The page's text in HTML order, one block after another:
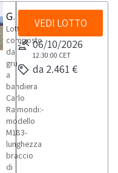
Gru a bandiera
Lotto
composto
da
gru
a
bandiera
Carlo
Raimondi:-
modello
M183-
lunghezza
braccio
di
VEDI LOTTO
06/10/2026
12:30:00 CET
da 2.461 €